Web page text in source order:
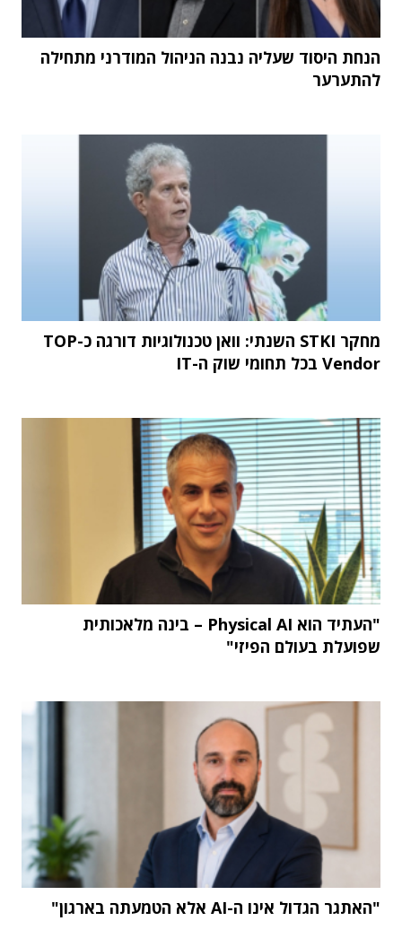
הנחת היסוד שעליה נבנה הניהול המודרני מתחילה
להתערער
מחקר STKI השנתי: וואן טכנולוגיות דורגה כ-TOP
Vendor בכל תחומי שוק ה-IT
"העתיד הוא Physical AI – בינה מלאכותית
שפועלת בעולם הפיזי"
"האתגר הגדול אינו ה-AI אלא הטמעתה בארגון"